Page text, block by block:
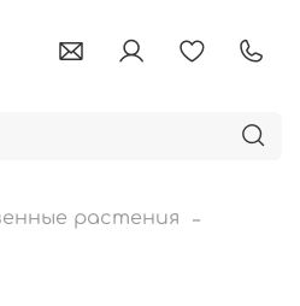
растения